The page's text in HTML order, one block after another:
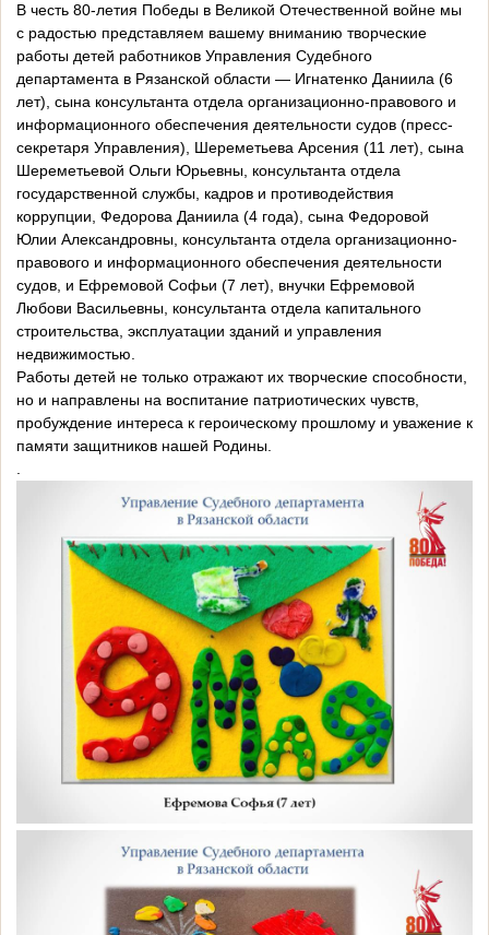
В честь 80-летия Победы в Великой Отечественной войне мы
с радостью представляем вашему вниманию творческие
работы детей работников Управления Судебного
департамента в Рязанской области — Игнатенко Даниила (6
лет), сына консультанта отдела организационно-правового и
информационного обеспечения деятельности судов (пресс-
секретаря Управления), Шереметьева Арсения (11 лет), сына
Шереметьевой Ольги Юрьевны, консультанта отдела
государственной службы, кадров и противодействия
коррупции, Федорова Даниила (4 года), сына Федоровой
Юлии Александровны, консультанта отдела организационно-
правового и информационного обеспечения деятельности
судов, и Ефремовой Софьи (7 лет), внучки Ефремовой
Любови Васильевны, консультанта отдела капитального
строительства, эксплуатации зданий и управления
недвижимостью.
Работы детей не только отражают их творческие способности,
но и направлены на воспитание патриотических чувств,
пробуждение интереса к героическому прошлому и уважение к
памяти защитников нашей Родины.